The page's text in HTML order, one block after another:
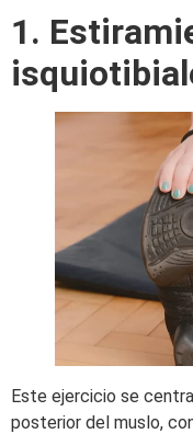
1.
Este ejercicio se
posterior del muslo,